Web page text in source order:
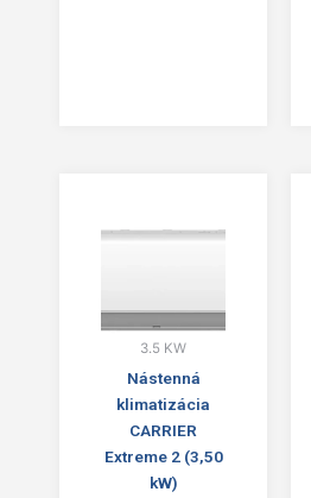
3.5 KW
Nástenná
klimatizácia
CARRIER
Extreme 2 (3,50
kW)